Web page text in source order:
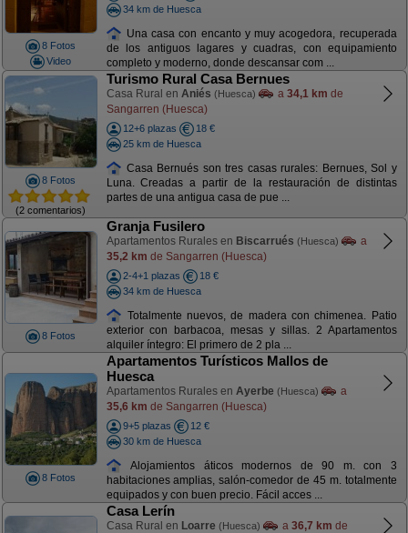
8 Fotos
Video
34 km de Huesca
Una casa con encanto y muy acogedora, recuperada
de los antiguos lagares y cuadras, con equipamiento
completo y moderno, donde descansar com ...
8 Fotos
(2 comentarios)
Turismo Rural Casa Bernues
Casa Rural en Aniés (Huesca) a 34,1 km de
Sangarren (Huesca)
12+6 plazas
18 €
25 km de Huesca
Casa Bernués son tres casas rurales: Bernues, Sol y
Luna. Creadas a partir de la restauración de distintas
partes de una antigua casa de pue ...
8 Fotos
Granja Fusilero
Apartamentos Rurales en Biscarrués (Huesca)
a
35,2 km de Sangarren (Huesca)
2-4+1 plazas
18 €
34 km de Huesca
Totalmente nuevos, de madera con chimenea. Patio
exterior con barbacoa, mesas y sillas. 2 Apartamentos
alquiler íntegro: El primero de 2 pla ...
8 Fotos
Apartamentos Turísticos Mallos de
Huesca
Apartamentos Rurales en Ayerbe (Huesca)
a
35,6 km de Sangarren (Huesca)
9+5 plazas
12 €
30 km de Huesca
Alojamientos áticos modernos de 90 m. con 3
habitaciones amplias, salón-comedor de 45 m. totalmente
equipados y con buen precio. Fácil acces ...
Casa Lerín
Casa Rural en Loarre (Huesca) a 36,7 km de